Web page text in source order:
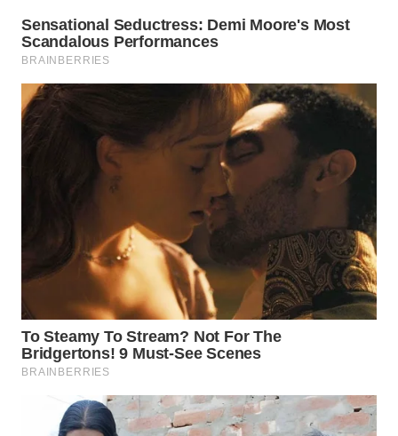
LABUANBAJO
BORNEO
Wahana
WAHANA
WAHANA
ADVOKAT
WAHANA
INFRASTRUKTUR